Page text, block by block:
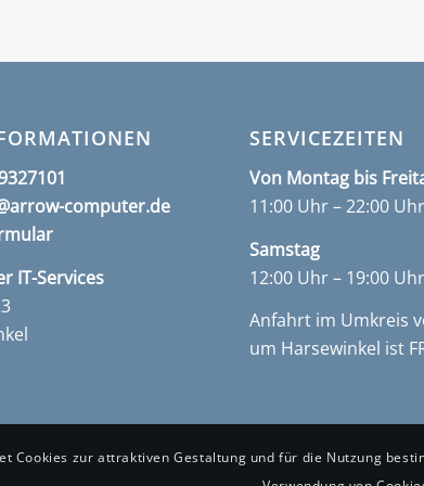
computer.de
IT-Services
SERVICEZEITEN
Von Montag bis
11:00 Uhr – 22:00 Uhr
Samstag
12:00 Uhr – 19:00 Uhr
Anfahrt im Umkreis
um Harsewinkel ist
Cookies zur attraktiven Gestaltung und für die Nutzung